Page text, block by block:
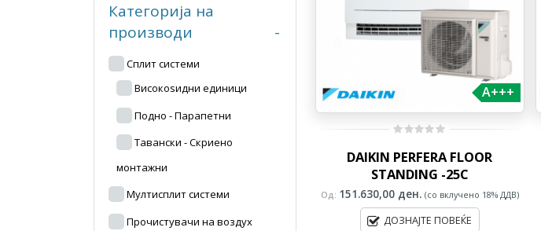
A+++
out
of
5
DAIKIN PERFERA FLOOR
STANDING -25C
Од: 151.630,00 ден. (со вклучено 18% ДДВ)
ДОЗНАЈТЕ ПОВЕЌЕ
Категорија на
производи
-
Сплит системи
Високоѕидни единици
Подно - Парапетни
Тавански - Скриено
монтажни
Мултисплит системи
Прочистувачи на воздух